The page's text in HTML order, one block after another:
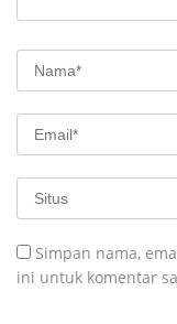
Simpan nama,
ini untuk komentar